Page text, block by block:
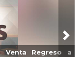
Reabrirá